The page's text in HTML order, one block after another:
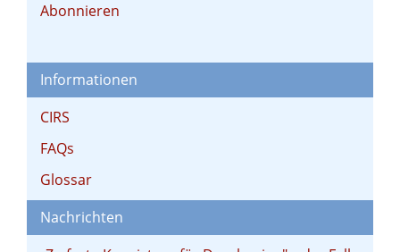
Abonnieren
Informationen
CIRS
FAQs
Glossar
Nachrichten